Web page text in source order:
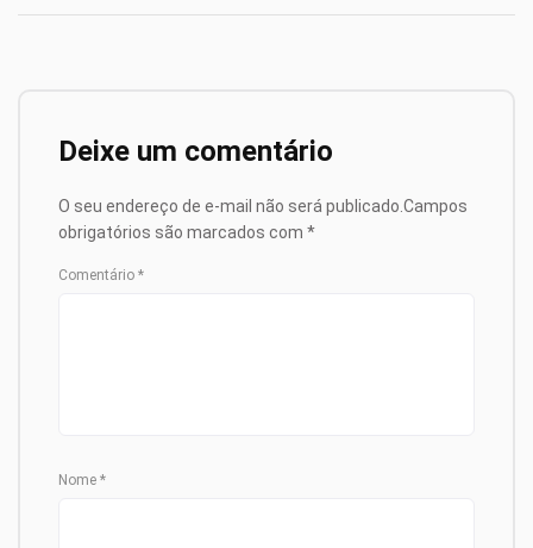
Deixe um comentário
O seu endereço de e-mail não será publicado.Campos
obrigatórios são marcados com *
Comentário *
Nome *